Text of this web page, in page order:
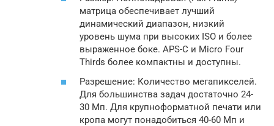
матрица обеспечивает лучший
динамический диапазон‚ низкий
уровень шума при высоких ISO и более
выраженное боке. APS-C и Micro Four
Thirds более компактны и доступны.
Разрешение: Количество мегапикселей.
Для большинства задач достаточно 24-
30 Мп. Для крупноформатной печати или
кропа могут понадобиться 40-60 Мп и